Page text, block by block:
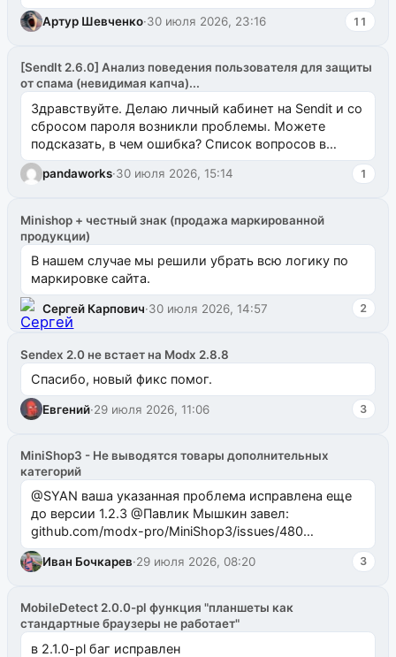
Артур Шевченко·30 июля 2026, 23:16 11
[SendIt 2.6.0] Анализ поведения пользователя для защиты
от спама (невидимая капча)...
Здравствуйте. Делаю личный кабинет на Sendit и со
сбросом пароля возникли проблемы. Можете
подсказать, в чем ошибка? Список вопросов в
одноименном разделе на modx.pro пока пуст, и,...
pandaworks·30 июля 2026, 15:14 1
Minishop + честный знак (продажа маркированной
продукции)
В нашем случае мы решили убрать всю логику по
маркировке сайта.
Сергей Карпович·30 июля 2026, 14:57 2
Sendex 2.0 не встает на Modx 2.8.8
Спасибо, новый фикс помог.
Евгений·29 июля 2026, 11:06 3
MiniShop3 - Не выводятся товары дополнительных
категорий
@SYAN ваша указанная проблема исправлена еще
до версии 1.2.3 @Павлик Мышкин завел:
github.com/modx-pro/MiniShop3/issues/480
github.com/modx-pro/MiniShop3/issues/481Исправим
в б...
Иван Бочкарев·29 июля 2026, 08:20 3
MobileDetect 2.0.0-pl функция "планшеты как
стандартные браузеры не работает"
в 2.1.0-pl баг исправлен